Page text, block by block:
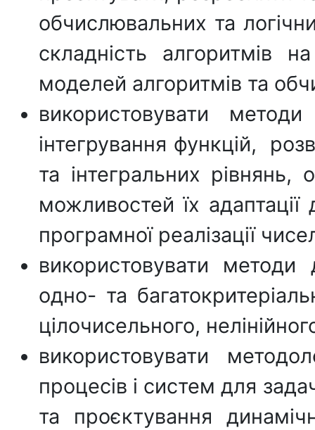
обчислювальних та
складність алгоритмів
моделей алгоритмів та
використовувати
інтегрування функцій,
та інтегральних рівнянь,
можливостей їх
програмної реалізації
використовувати методи
одно- та
цілочисельного,
використовувати
процесів і систем для
та проєктування